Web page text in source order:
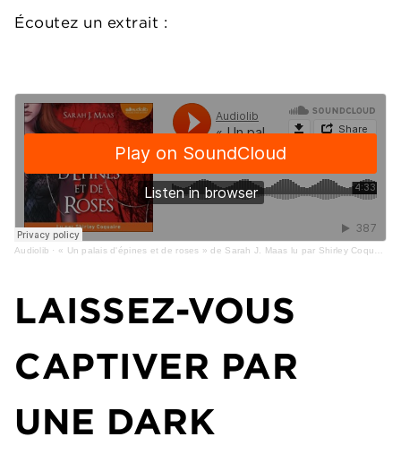
Écoutez un extrait :
Audiolib · « Un palais d'épines et de roses » de Sarah J. Maas lu par Shirley Coquaire
LAISSEZ-VOUS
CAPTIVER PAR
UNE DARK